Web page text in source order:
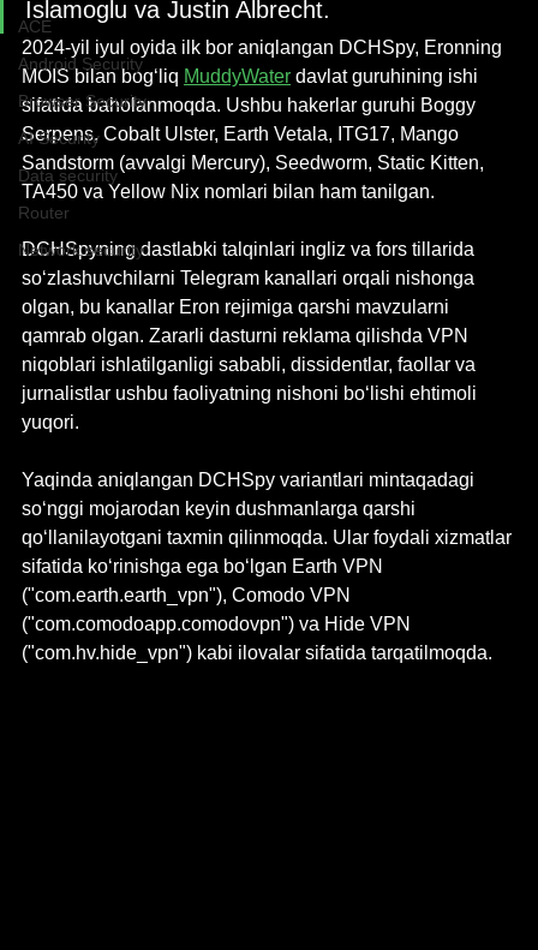
ACE
Android Security
Browser Security
AI Security
Data security
Router
Network security
Islamoglu va Justin Albrecht.
2024-yil iyul oyida ilk bor aniqlangan DCHSpy, Eronning
MOIS bilan bog‘liq MuddyWater davlat guruhining ishi
sifatida baholanmoqda. Ushbu hakerlar guruhi Boggy
Serpens, Cobalt Ulster, Earth Vetala, ITG17, Mango
Sandstorm (avvalgi Mercury), Seedworm, Static Kitten,
TA450 va Yellow Nix nomlari bilan ham tanilgan.
DCHSpyning dastlabki talqinlari ingliz va fors tillarida
so‘zlashuvchilarni Telegram kanallari orqali nishonga
olgan, bu kanallar Eron rejimiga qarshi mavzularni
qamrab olgan. Zararli dasturni reklama qilishda VPN
niqoblari ishlatilganligi sababli, dissidentlar, faollar va
jurnalistlar ushbu faoliyatning nishoni bo‘lishi ehtimoli
yuqori.
Yaqinda aniqlangan DCHSpy variantlari mintaqadagi
so‘nggi mojarodan keyin dushmanlarga qarshi
qo‘llanilayotgani taxmin qilinmoqda. Ular foydali xizmatlar
sifatida ko‘rinishga ega bo‘lgan Earth VPN
("com.earth.earth_vpn"), Comodo VPN
("com.comodoapp.comodovpn") va Hide VPN
("com.hv.hide_vpn") kabi ilovalar sifatida tarqatilmoqda.